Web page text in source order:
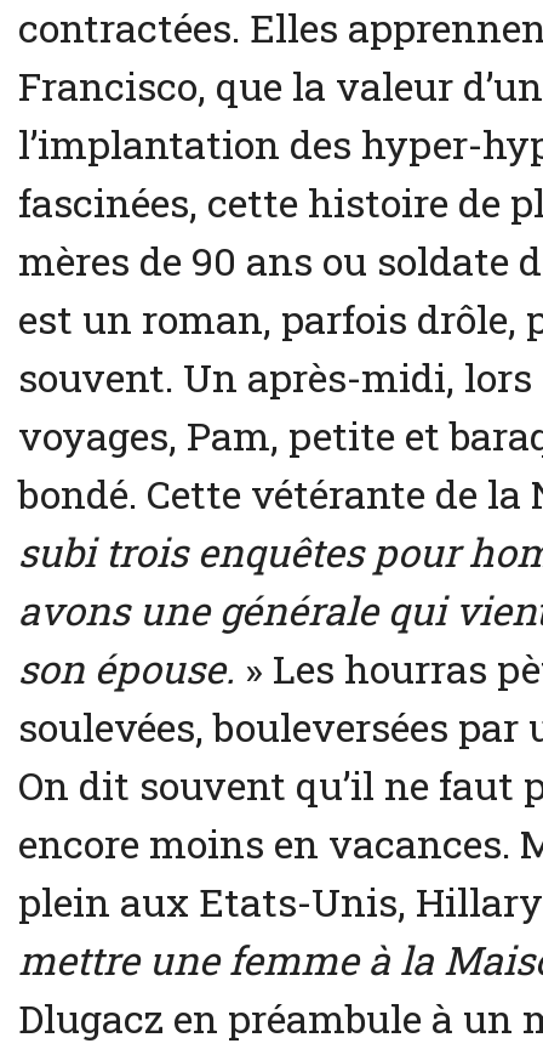
contractées. Elles
Francisco, que la valeur
l’implantation des hyper-
fascinées, cette histoire de
mères de 90 ans ou soldate
est un roman, parfois drôle,
souvent. Un après-midi,
voyages, Pam, petite et
bondé. Cette vétérante de
subi trois enquêtes pour
avons une générale qui
son épouse. » Les hourras
soulevées, bouleversées
On dit souvent qu’il ne faut
encore moins en vacances.
plein aux Etats-Unis,
mettre une femme à la
Dlugacz en préambule à un